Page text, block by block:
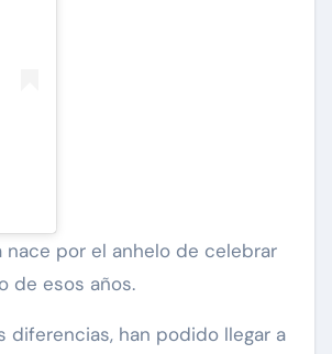
por el anhelo de celebrar
de esos años.
diferencias, han podido llegar a